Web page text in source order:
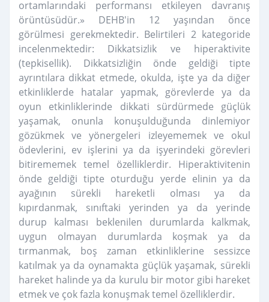
ortamlarındaki performansı etkileyen davranış
örüntüsüdür.» DEHB'in 12 yaşından önce
görülmesi gerekmektedir. Belirtileri 2 kategoride
incelenmektedir: Dikkatsizlik ve hiperaktivite
(tepkisellik). Dikkatsizliğin önde geldiği tipte
ayrıntılara dikkat etmede, okulda, işte ya da diğer
etkinliklerde hatalar yapmak, görevlerde ya da
oyun etkinliklerinde dikkati sürdürmede güçlük
yaşamak, onunla konuşulduğunda dinlemiyor
gözükmek ve yönergeleri izleyememek ve okul
ödevlerini, ev işlerini ya da işyerindeki görevleri
bitirememek temel özelliklerdir. Hiperaktivitenin
önde geldiği tipte oturduğu yerde elinin ya da
ayağının sürekli hareketli olması ya da
kıpırdanmak, sınıftaki yerinden ya da yerinde
durup kalması beklenilen durumlarda kalkmak,
uygun olmayan durumlarda koşmak ya da
tırmanmak, boş zaman etkinliklerine sessizce
katılmak ya da oynamakta güçlük yaşamak, sürekli
hareket halinde ya da kurulu bir motor gibi hareket
etmek ve çok fazla konuşmak temel özelliklerdir.